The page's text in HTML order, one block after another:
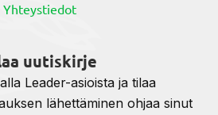
Yhteystiedot
uutiskirje
Leader-asioista ja tilaa
lähettäminen ohjaa sinut